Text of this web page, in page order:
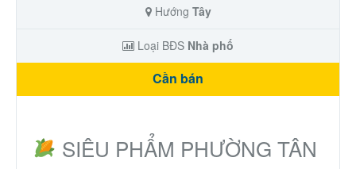
Đất ở
Nhà phố
Hướng Tây
Loại BĐS Nhà phố
Cần bán
SIÊU PHẨM PHƯỜNG TÂN